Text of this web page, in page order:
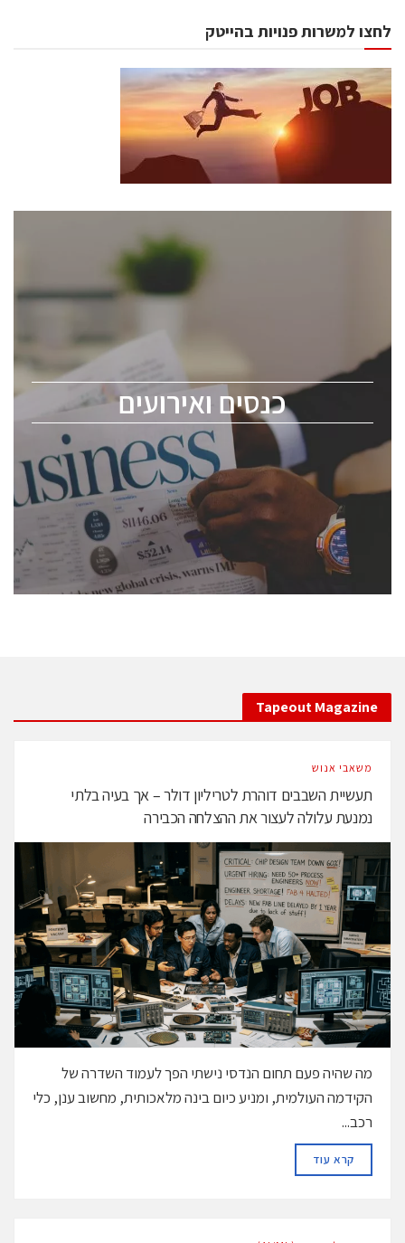
לחצו למשרות פנויות בהייטק
כנסים ואירועים
כנסים ואירועים
לכל העוסקים בתעשיית הסמיקונדקטור כולל מהנדסים,
ChipEx2026 will be held on May 12-13, 2026. The
conference is intended for everyone involved in the
semiconductor industry, including engineers,
professional experts, and senior executives.
לחץ לפרטים
Tapeout Magazine
משאבי אנוש
תעשיית השבבים דוהרת לטריליון דולר – אך בעיה בלתי
נמנעת עלולה לעצור את ההצלחה הכבירה
מה שהיה פעם תחום הנדסי נישתי הפך לעמוד השדרה של
הקידמה העולמית, ומניע כיום בינה מלאכותית, מחשוב ענן, כלי
רכב...
קרא עודDETAILS